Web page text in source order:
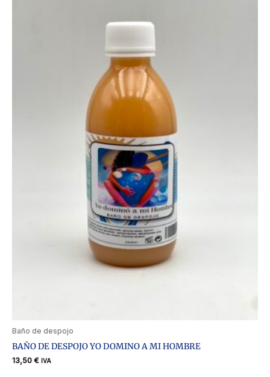
Baño de despojo
BAÑO DE DESPOJO YO DOMINO A MI HOMBRE
13,50 € IVA